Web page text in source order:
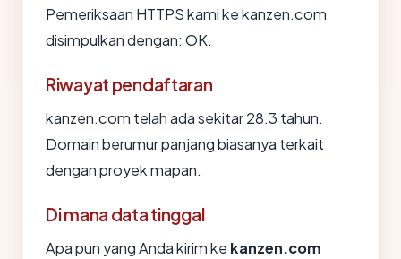
Pemeriksaan HTTPS kami ke kanzen.com
disimpulkan dengan: OK.
Riwayat pendaftaran
kanzen.com telah ada sekitar 28.3 tahun.
Domain berumur panjang biasanya terkait
dengan proyek mapan.
Di mana data tinggal
Apa pun yang Anda kirim ke kanzen.com